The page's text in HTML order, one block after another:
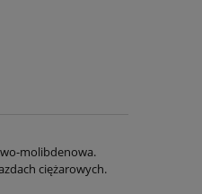
molibdenowa.
ciężarowych.